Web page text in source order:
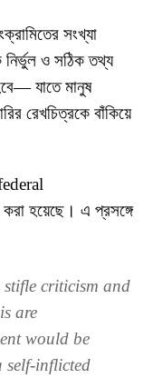
সংখ্যা
নির্ভুল ও সঠিক তথ্য
যাতে মানুষ
রেখচিত্রকে বাঁকিয়ে
হয়েছে। এ প্রসঙ্গে
stifle criticism and
are
would be
self-inflicted